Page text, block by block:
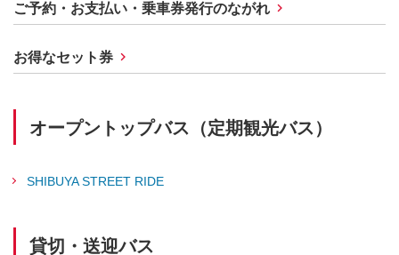
ご予約・お支払い・乗車券発行のながれ
お得なセット券
オープントップバス（定期観光バス）
SHIBUYA STREET RIDE
貸切・送迎バス